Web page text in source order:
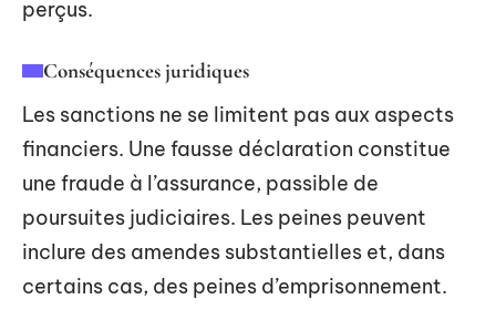
perçus.
Conséquences juridiques
Les sanctions ne se limitent pas aux aspects
financiers. Une fausse déclaration constitue
une fraude à l’assurance, passible de
poursuites judiciaires. Les peines peuvent
inclure des amendes substantielles et, dans
certains cas, des peines d’emprisonnement.